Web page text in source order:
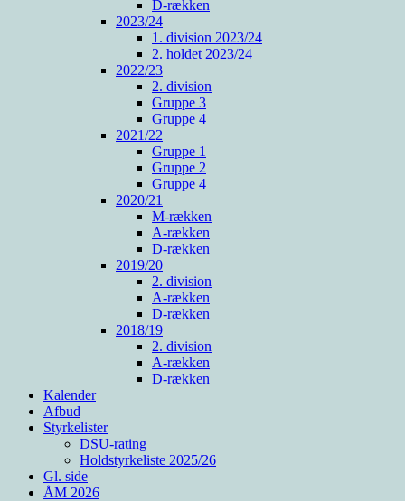
D-rækken
2023/24
1. division 2023/24
2. holdet 2023/24
2022/23
2. division
Gruppe 3
Gruppe 4
2021/22
Gruppe 1
Gruppe 2
Gruppe 4
2020/21
M-rækken
A-rækken
D-rækken
2019/20
2. division
A-rækken
D-rækken
2018/19
2. division
A-rækken
D-rækken
Kalender
Afbud
Styrkelister
DSU-rating
Holdstyrkeliste 2025/26
Gl. side
ÅM 2026